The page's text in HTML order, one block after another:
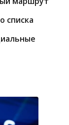
списка